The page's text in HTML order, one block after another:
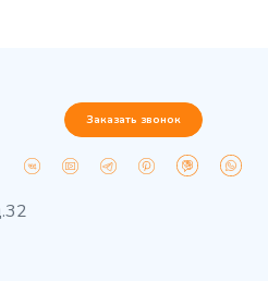
Заказать звонок